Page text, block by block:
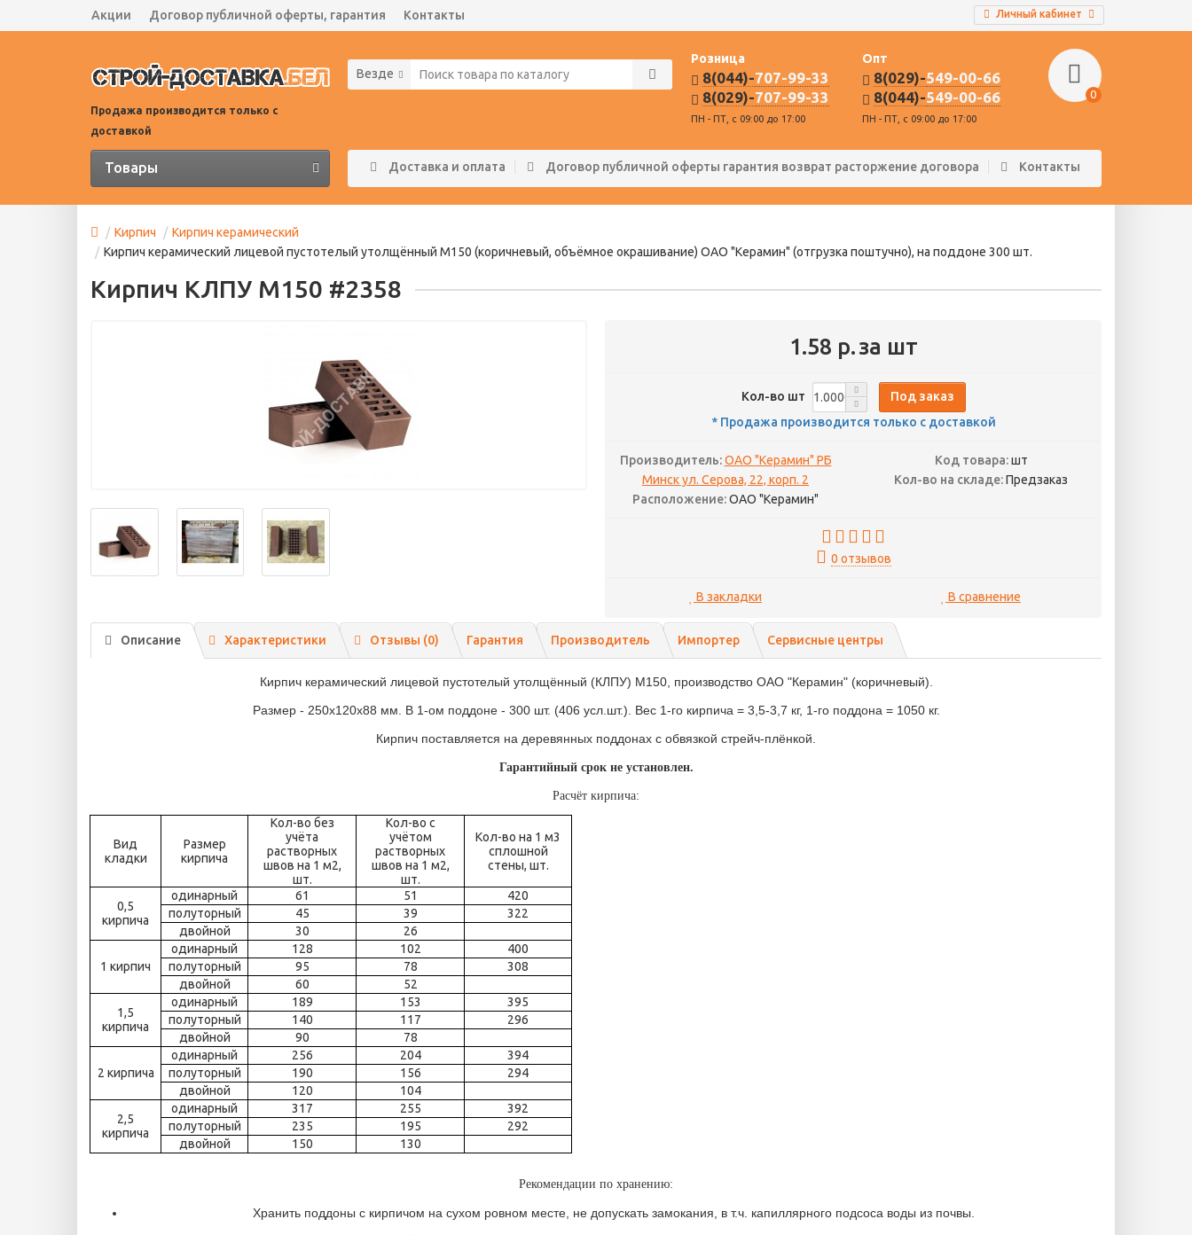
Личный кабинет
Акции Договор публичной оферты, гарантия Контакты
Продажа производится только с
доставкой
Розница
8(044)-707-99-33
8(029)-707-99-33
ПН - ПТ, с 09:00 до 17:00
Опт
8(029)-549-00-66
8(044)-549-00-66
ПН - ПТ, с 09:00 до 17:00
0
Везде
Доставка и оплата Договор публичной оферты гарантия возврат расторжение договора Контакты
Товары
Кирпич
Кирпич керамический
Кирпич керамический лицевой пустотелый утолщённый М150 (коричневый, объёмное окрашивание) ОАО "Керамин" (отгрузка поштучно), на поддоне 300 шт.
Кирпич КЛПУ М150 #2358
1.58 р.за шт
Кол-во шт
Под заказ
* Продажа производится только с доставкой
Производитель: ОАО "Керамин" РБ
Минск ул. Серова, 22, корп. 2
Код товара: шт
Кол-во на складе:Предзаказ
Расположение:ОАО "Керамин"
0 отзывов
В закладки В сравнение
Описание Характеристики Отзывы (0) Гарантия Производитель Импортер Сервисные центры
Кирпич керамический лицевой пустотелый утолщённый (КЛПУ) М150, производство ОАО "Керамин" (коричневый).
Размер - 250x120x88 мм. В 1-ом поддоне - 300 шт. (406 усл.шт.). Вес 1-го кирпича = 3,5-3,7 кг, 1-го поддона = 1050 кг.
Кирпич поставляется на деревянных поддонах с обвязкой стрейч-плёнкой.
Гарантийный срок не установлен.
Расчёт кирпича:
Вид
кладки
Размер
кирпича
Кол-во без
учёта
растворных
швов на 1 м2,
шт.
Кол-во с
учётом
растворных
швов на 1 м2,
шт.
Кол-во на 1 м3
сплошной
стены, шт.
0,5
кирпича
одинарный 61 51
420
полуторный
45 39
322
двойной
30 26
1 кирпич
одинарный 128 102
400
полуторный
95 78
308
двойной
60
52
1,5
кирпича
одинарный 189 153
395
полуторный
140 117
296
двойной
90 78
2 кирпича
одинарный 256 204
394
полуторный
190 156
294
двойной
120
104
2,5
кирпича
одинарный 317 255
392
полуторный
235 195
292
двойной
150 130
Рекомендации по хранению:
Хранить поддоны с кирпичом на сухом ровном месте, не допускать замокания, в т.ч. капиллярного подсоса воды из почвы.